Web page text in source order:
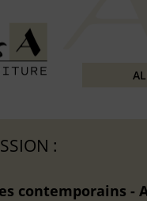
:
contemporains -